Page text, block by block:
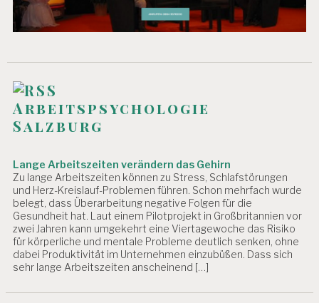
Arbeitspsychologie
Salzburg
Lange Arbeitszeiten verändern das Gehirn
Zu lange Arbeitszeiten können zu Stress, Schlafstörungen
und Herz-Kreislauf-Problemen führen. Schon mehrfach wurde
belegt, dass Überarbeitung negative Folgen für die
Gesundheit hat. Laut einem Pilotprojekt in Großbritannien vor
zwei Jahren kann umgekehrt eine Viertagewoche das Risiko
für körperliche und mentale Probleme deutlich senken, ohne
dabei Produktivität im Unternehmen einzubüßen. Dass sich
sehr lange Arbeitszeiten anscheinend […]